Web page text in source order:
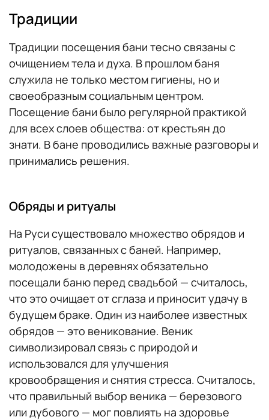
Традиции
Традиции посещения бани тесно связаны с
очищением тела и духа. В прошлом баня
служила не только местом гигиены, но и
своеобразным социальным центром.
Посещение бани было регулярной практикой
для всех слоев общества: от крестьян до
знати. В бане проводились важные разговоры и
принимались решения.
Обряды и ритуалы
На Руси существовало множество обрядов и
ритуалов, связанных с баней. Например,
молодожены в деревнях обязательно
посещали баню перед свадьбой — считалось,
что это очищает от сглаза и приносит удачу в
будущем браке. Один из наиболее известных
обрядов — это веникование. Веник
символизировал связь с природой и
использовался для улучшения
кровообращения и снятия стресса. Считалось,
что правильный выбор веника — березового
или дубового — мог повлиять на здоровье